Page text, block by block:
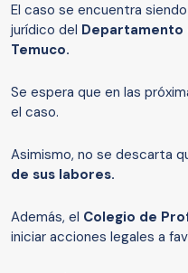
El caso se encuentra
jurídico del Departamento
Temuco.
Se espera que en las
el caso.
Asimismo, no se descarta
de sus labores.
Además, el Colegio de
iniciar acciones legales a